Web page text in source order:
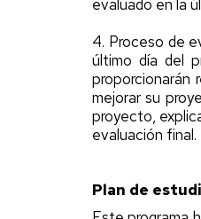
evaluado en la
4. Proceso de
último día del
proporcionarán
mejorar su
proyecto,
evaluación final.
Plan de